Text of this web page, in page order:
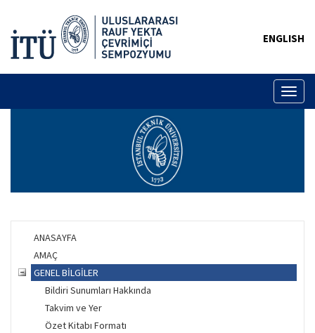
ENGLISH
ANASAYFA
AMAÇ
GENEL BİLGİLER
Bildiri Sunumları Hakkında
Takvim ve Yer
Özet Kitabı Formatı